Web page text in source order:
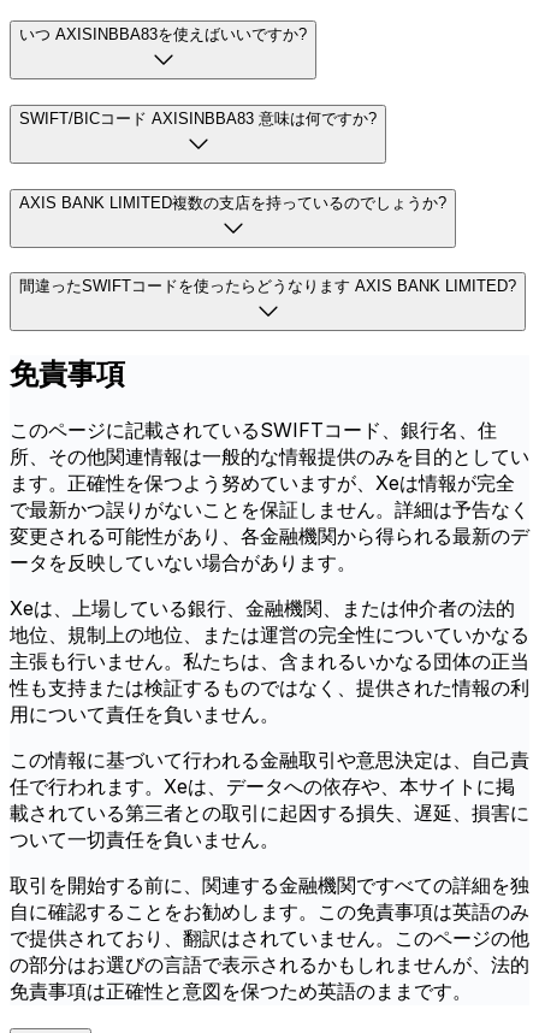
いつ AXISINBBA83を使えばいいですか?
SWIFT/BICコード AXISINBBA83 意味は何ですか?
AXIS BANK LIMITED複数の支店を持っているのでしょうか?
間違ったSWIFTコードを使ったらどうなります AXIS BANK LIMITED?
免責事項
このページに記載されているSWIFTコード、銀行名、住
所、その他関連情報は一般的な情報提供のみを目的としてい
ます。正確性を保つよう努めていますが、Xeは情報が完全
で最新かつ誤りがないことを保証しません。詳細は予告なく
変更される可能性があり、各金融機関から得られる最新のデ
ータを反映していない場合があります。
Xeは、上場している銀行、金融機関、または仲介者の法的
地位、規制上の地位、または運営の完全性についていかなる
主張も行いません。私たちは、含まれるいかなる団体の正当
性も支持または検証するものではなく、提供された情報の利
用について責任を負いません。
この情報に基づいて行われる金融取引や意思決定は、自己責
任で行われます。Xeは、データへの依存や、本サイトに掲
載されている第三者との取引に起因する損失、遅延、損害に
ついて一切責任を負いません。
取引を開始する前に、関連する金融機関ですべての詳細を独
自に確認することをお勧めします。この免責事項は英語のみ
で提供されており、翻訳はされていません。このページの他
の部分はお選びの言語で表示されるかもしれませんが、法的
免責事項は正確性と意図を保つため英語のままです。